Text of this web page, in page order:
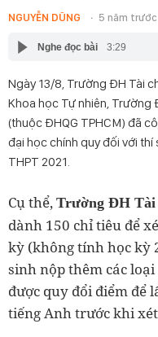
NGUYỄN DŨNG 5 năm trước
Nghe đọc bài 3:29
Ngày 13/8, Trường ĐH Tài
Khoa học Tự nhiên, Trường
(thuộc ĐHQG TPHCM) đã
đại học chính quy đối với
THPT 2021.
Cụ thể, Trường ĐH
dành 150 chỉ tiêu để
kỳ (không tính học kỳ
sinh nộp thêm các
được quy đổi điểm để
tiếng Anh trước khi